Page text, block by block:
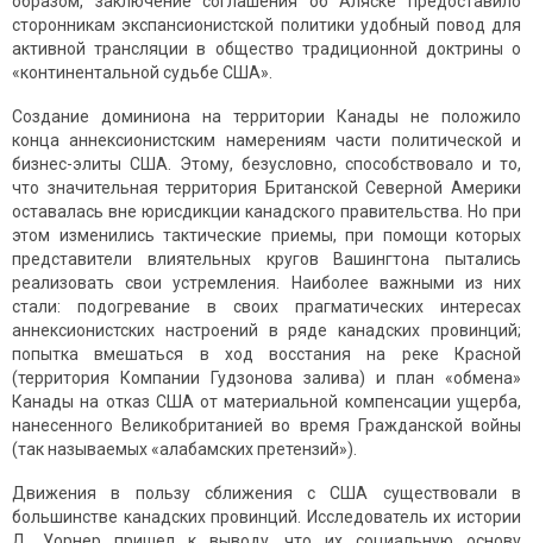
сторонникам экспансионистской политики удобный повод для
активной трансляции в общество традиционной доктрины о
«континентальной судьбе США».
Создание доминиона на территории Канады не положило
конца аннексионистским намерениям части политической и
бизнес-элиты США. Этому, безусловно, способствовало и то,
что значительная территория Британской Северной Америки
оставалась вне юрис­дикции канадского правительства. Но при
этом изменились тактичес­кие приемы, при помощи которых
представители влиятельных кругов Вашингтона пытались
реализовать свои устремления. Наиболее важными из них
стали: подогревание в своих прагматических интересах
аннексионистских настроений в ряде канадских провинций;
попытка вмешаться в ход восстания на реке Красной
(территория Компании Гудзонова залива) и план «обмена»
Канады на отказ США от материальной компенсации ущерба,
нанесенного Великобританией во время Гражданской войны
(так называемых «алабамских претензий»).
Движения в пользу сближения с США существовали в
большин­стве канадских провинций. Исследователь их истории